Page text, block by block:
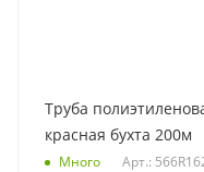
Труба
красная бухта 200м
Много Арт.: